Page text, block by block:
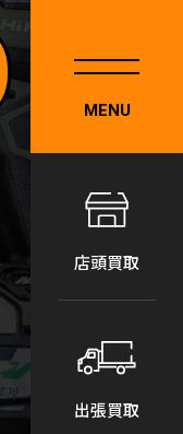
MENU
店頭買取
出張買取